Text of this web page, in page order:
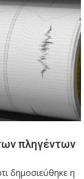
πληγέντων
δημοσιεύθηκε η